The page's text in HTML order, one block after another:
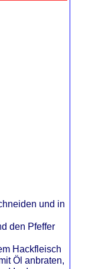
und in
den Pfeffer
Hackfleisch
Öl anbraten,